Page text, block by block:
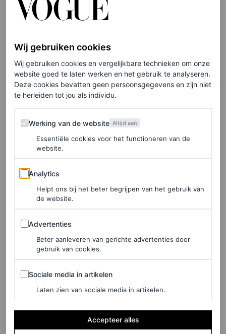
Wij gebruiken cookies
Wij gebruiken cookies en vergelijkbare technieken om onze
website goed te laten werken en het gebruik te analyseren.
Deze cookies bevatten geen persoonsgegevens en zijn niet
te herleiden tot jou als individu.
Werking van de website
Werking van de website Altijd aan
Essentiële cookies voor het functioneren van de
website.
Analytics
Analytics
Helpt ons bij het beter begrijpen van het gebruik van
de website.
Advertenties
Advertenties
Beter aanleveren van gerichte advertenties door
gebruik van cookies.
Sociale media in artikelen
Sociale media in artikelen
Laten zien van sociale media in artikelen.
Accepteer alles